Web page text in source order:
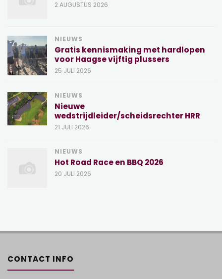
2 AUGUSTUS 2026
NIEUWS
Gratis kennismaking met hardlopen
voor Haagse vijftig plussers
25 JULI 2026
NIEUWS
Nieuwe
wedstrijdleider/scheidsrechter HRR
21 JULI 2026
NIEUWS
Hot Road Race en BBQ 2026
20 JULI 2026
CONTACT INFO